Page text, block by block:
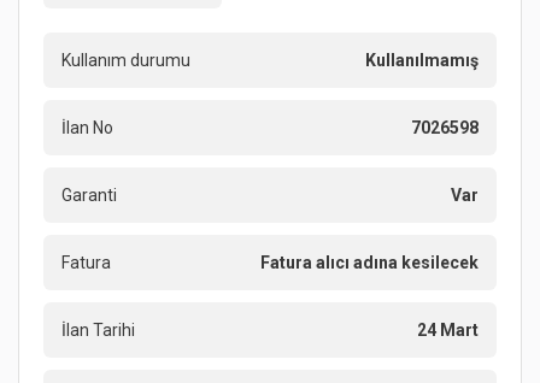
Kullanım durumu Kullanılmamış
İlan No 7026598
Garanti Var
Fatura Fatura alıcı adına kesilecek
İlan Tarihi 24 Mart